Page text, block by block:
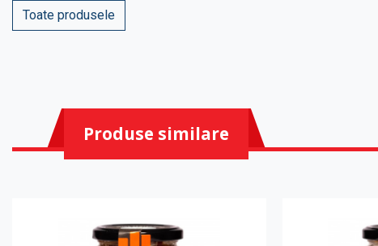
Toate produsele
Produse similare